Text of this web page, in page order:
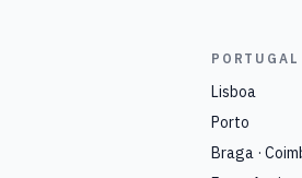
PORTUGAL
Lisboa
Porto
Braga ·